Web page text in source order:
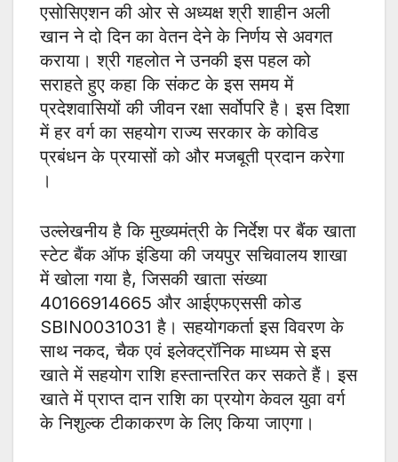
एसोसिएशन की ओर से अध्यक्ष श्री शाहीन अली
खान ने दो दिन का वेतन देने के निर्णय से अवगत
कराया। श्री गहलोत ने उनकी इस पहल को
सराहते हुए कहा कि संकट के इस समय में
प्रदेशवासियों की जीवन रक्षा सर्वोपरि है। इस दिशा
में हर वर्ग का सहयोग राज्य सरकार के कोविड
प्रबंधन के प्रयासों को और मजबूती प्रदान करेगा
।
उल्लेखनीय है कि मुख्यमंत्री के निर्देश पर बैंक खाता
स्टेट बैंक ऑफ इंडिया की जयपुर सचिवालय शाखा
में खोला गया है, जिसकी खाता संख्या
40166914665 और आईएफएससी कोड
SBIN0031031 है। सहयोगकर्ता इस विवरण के
साथ नकद, चैक एवं इलेक्ट्रॉनिक माध्यम से इस
खाते में सहयोग राशि हस्तान्तरित कर सकते हैं। इस
खाते में प्राप्त दान राशि का प्रयोग केवल युवा वर्ग
के निशुल्क टीकाकरण के लिए किया जाएगा।